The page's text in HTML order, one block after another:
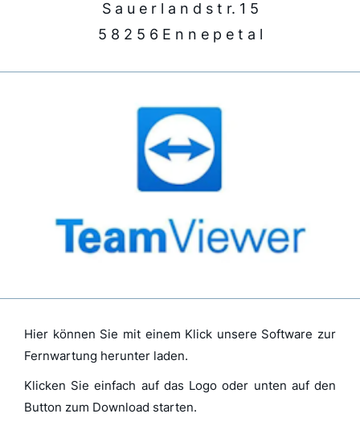
S a u e r l a n d s t r. 1 5
5 8 2 5 6 E n n e p e t a l
Hier können Sie mit einem Klick unsere Software zur
Fernwartung herunter laden.
Klicken Sie einfach auf das Logo oder unten auf den
Button zum Download starten.